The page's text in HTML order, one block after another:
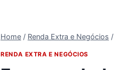
Home / Renda Extra e Negócios /
RENDA EXTRA E NEGÓCIOS